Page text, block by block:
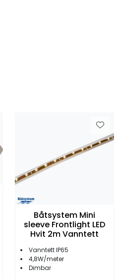
Båtsystem Mini
sleeve Frontlight LED
Hvit 2m Vanntett
Vanntett IP65
4,8W/meter
Dimbar